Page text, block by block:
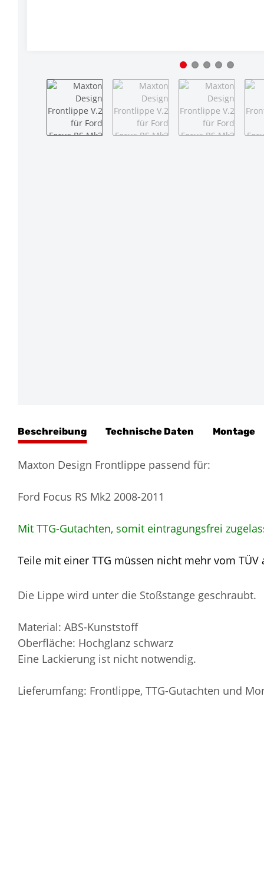
Beschreibung Technische Daten Montage
Maxton Design Frontlippe passend für:
Ford Focus RS Mk2 2008-2011
Mit TTG-Gutachten, somit eintragungsfrei
Teile mit einer TTG müssen nicht mehr vom TÜV
Die Lippe wird unter die Stoßstange geschraubt.
Material: ABS-Kunststoff
Oberfläche: Hochglanz schwarz
Eine Lackierung ist nicht notwendig.
Lieferumfang: Frontlippe, TTG-Gutachten und